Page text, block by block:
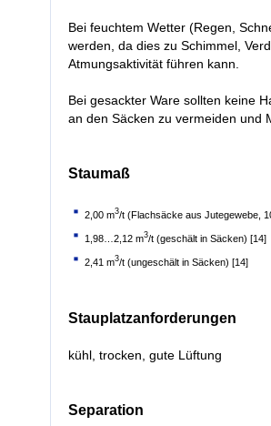
Bei feuchtem Wetter (Regen,
werden, da dies zu Schimmel,
Atmungsaktivität führen kann.
Bei gesackter Ware sollten keine
an den Säcken zu vermeiden und
Staumaß
2,00 m3/t (Flachsäcke aus Jutegewebe,
1,98…2,12 m3/t (geschält in Säcken) [14]
2,41 m3/t (ungeschält in Säcken) [14]
Stauplatzanforderungen
kühl, trocken, gute Lüftung
Separation